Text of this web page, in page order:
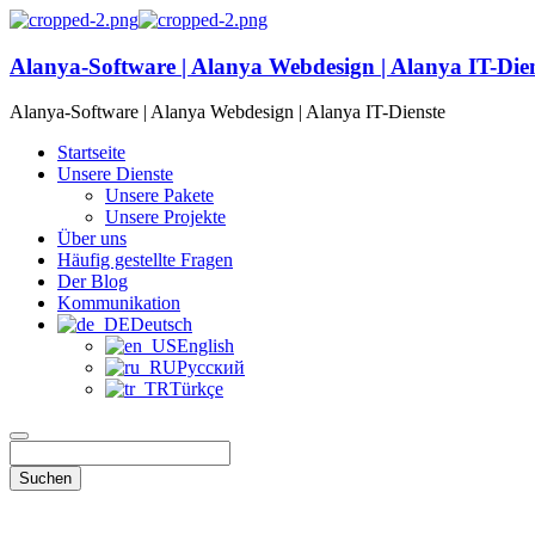
Alanya-Software | Alanya Webdesign | Alanya IT-
Alanya-Software | Alanya Webdesign | Alanya IT-Dienste
Startseite
Unsere Dienste
Unsere Pakete
Unsere Projekte
Über uns
Häufig gestellte Fragen
Der Blog
Kommunikation
Deutsch
English
Русский
Türkçe